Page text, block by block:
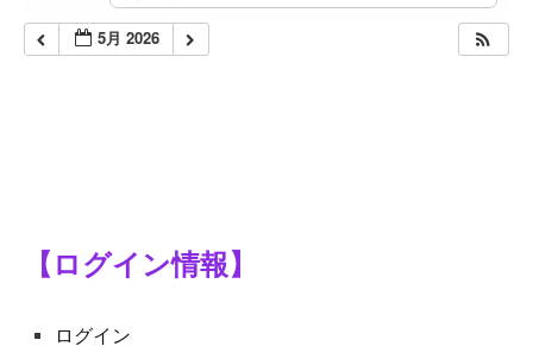
5月 2026
【ログイン情報】
ログイン